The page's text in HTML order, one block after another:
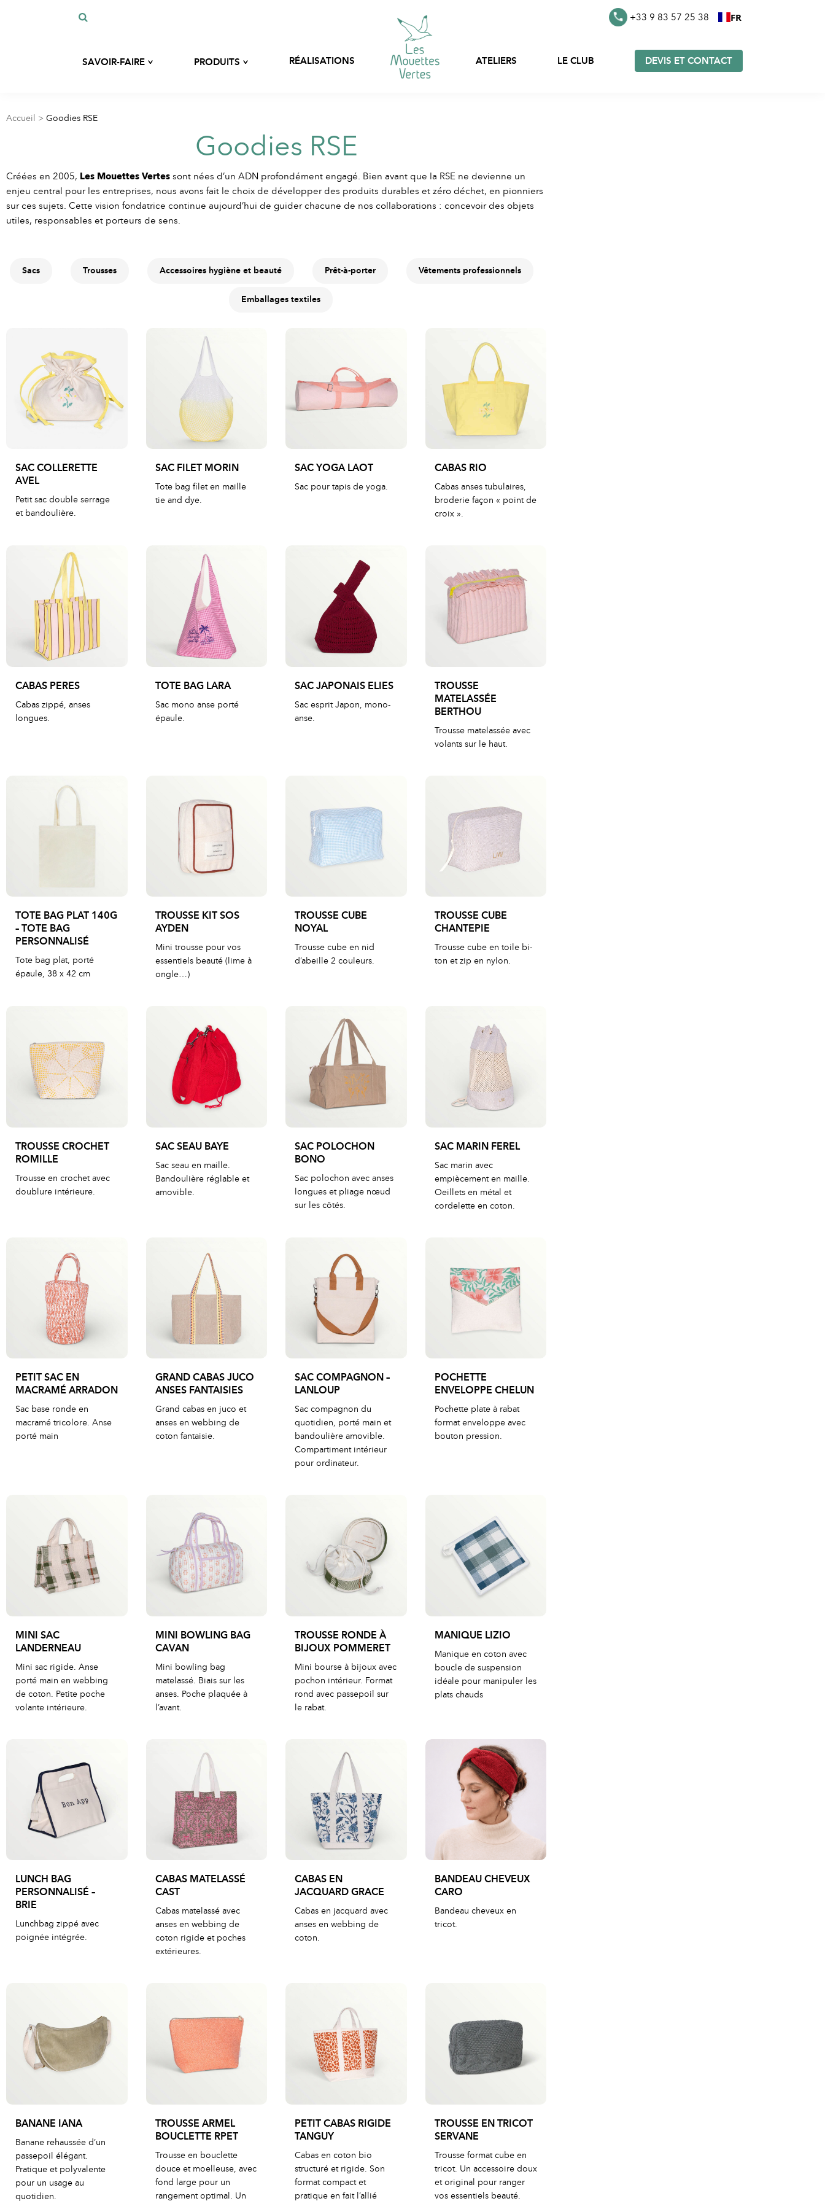
+33 9 83 57 25 38 FR
SAVOIR-FAIRE ^
Notre expertise
Blog
PRODUITS ^
Accessoires hygiène et
Emballages textiles
personnalisables
RÉALISATIONS ATELIERS LE CLUB DEVIS ET CONTACT
Accueil > Goodies RSE
Goodies RSE
Créées en 2005, Les Mouettes Vertes sont nées d’un ADN profondément engagé. Bien avant que la RSE ne devienne un
enjeu central pour les entreprises, nous avons fait le choix de développer des produits durables et zéro déchet, en pionniers
sur ces sujets. Cette vision fondatrice continue aujourd’hui de guider chacune de nos collaborations : concevoir des objets
utiles, responsables et porteurs de sens.
Sacs Trousses Accessoires hygiène et beauté Prêt-à-porter Vêtements professionnels
Emballages textiles
SAC COLLERETTE
AVEL
Petit sac double serrage
et bandoulière.
SAC FILET MORIN
Tote bag filet en maille
tie and dye.
SAC YOGA LAOT
Sac pour tapis de yoga.
CABAS RIO
Cabas anses tubulaires,
broderie façon « point de
croix ».
CABAS PERES
Cabas zippé, anses
longues.
TOTE BAG LARA
Sac mono anse porté
épaule.
SAC JAPONAIS ELIES
Sac esprit Japon, mono-
anse.
TROUSSE
MATELASSÉE
BERTHOU
Trousse matelassée avec
volants sur le haut.
TOTE BAG PLAT 140G
– TOTE BAG
PERSONNALISÉ
Tote bag plat, porté
épaule, 38 x 42 cm
TROUSSE KIT SOS
AYDEN
Mini trousse pour vos
essentiels beauté (lime à
ongle…)
TROUSSE CUBE
NOYAL
Trousse cube en nid
d’abeille 2 couleurs.
TROUSSE CUBE
CHANTEPIE
Trousse cube en toile bi-
ton et zip en nylon.
TROUSSE CROCHET
ROMILLE
Trousse en crochet avec
doublure intérieure.
SAC SEAU BAYE
Sac seau en maille.
Bandoulière réglable et
amovible.
SAC POLOCHON
BONO
Sac polochon avec anses
longues et pliage nœud
sur les côtés.
SAC MARIN FEREL
Sac marin avec
empiècement en maille.
Oeillets en métal et
cordelette en coton.
PETIT SAC EN
MACRAMÉ ARRADON
Sac base ronde en
macramé tricolore. Anse
porté main
GRAND CABAS JUCO
ANSES FANTAISIES
Grand cabas en juco et
anses en webbing de
coton fantaisie.
SAC COMPAGNON –
LANLOUP
Sac compagnon du
quotidien, porté main et
bandoulière amovible.
Compartiment intérieur
pour ordinateur.
POCHETTE
ENVELOPPE CHELUN
Pochette plate à rabat
format enveloppe avec
bouton pression.
MINI SAC
LANDERNEAU
Mini sac rigide. Anse
porté main en webbing
de coton. Petite poche
volante intérieure.
MINI BOWLING BAG
CAVAN
Mini bowling bag
matelassé. Biais sur les
anses. Poche plaquée à
l’avant.
TROUSSE RONDE À
BIJOUX POMMERET
Mini bourse à bijoux avec
pochon intérieur. Format
rond avec passepoil sur
le rabat.
MANIQUE LIZIO
Manique en coton avec
boucle de suspension
idéale pour manipuler les
plats chauds
LUNCH BAG
PERSONNALISÉ –
BRIE
Lunchbag zippé avec
poignée intégrée.
CABAS MATELASSÉ
CAST
Cabas matelassé avec
anses en webbing de
coton rigide et poches
extérieures.
CABAS EN
JACQUARD GRACE
Cabas en jacquard avec
anses en webbing de
coton.
BANDEAU CHEVEUX
CARO
Bandeau cheveux en
tricot.
BANANE IANA
Banane rehaussée d’un
passepoil élégant.
Pratique et polyvalente
pour un usage au
quotidien.
TROUSSE ARMEL
BOUCLETTE RPET
Trousse en bouclette
douce et moelleuse, avec
fond large pour un
rangement optimal. Un
PETIT CABAS RIGIDE
TANGUY
Cabas en coton bio
structuré et rigide. Son
format compact et
pratique en fait l’allié
TROUSSE EN TRICOT
SERVANE
Trousse format cube en
tricot. Un accessoire doux
et original pour ranger
vos essentiels beauté.